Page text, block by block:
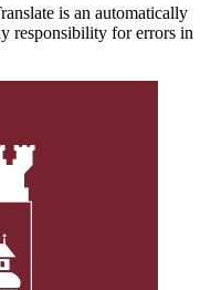
is an automatically
responsibility for errors in